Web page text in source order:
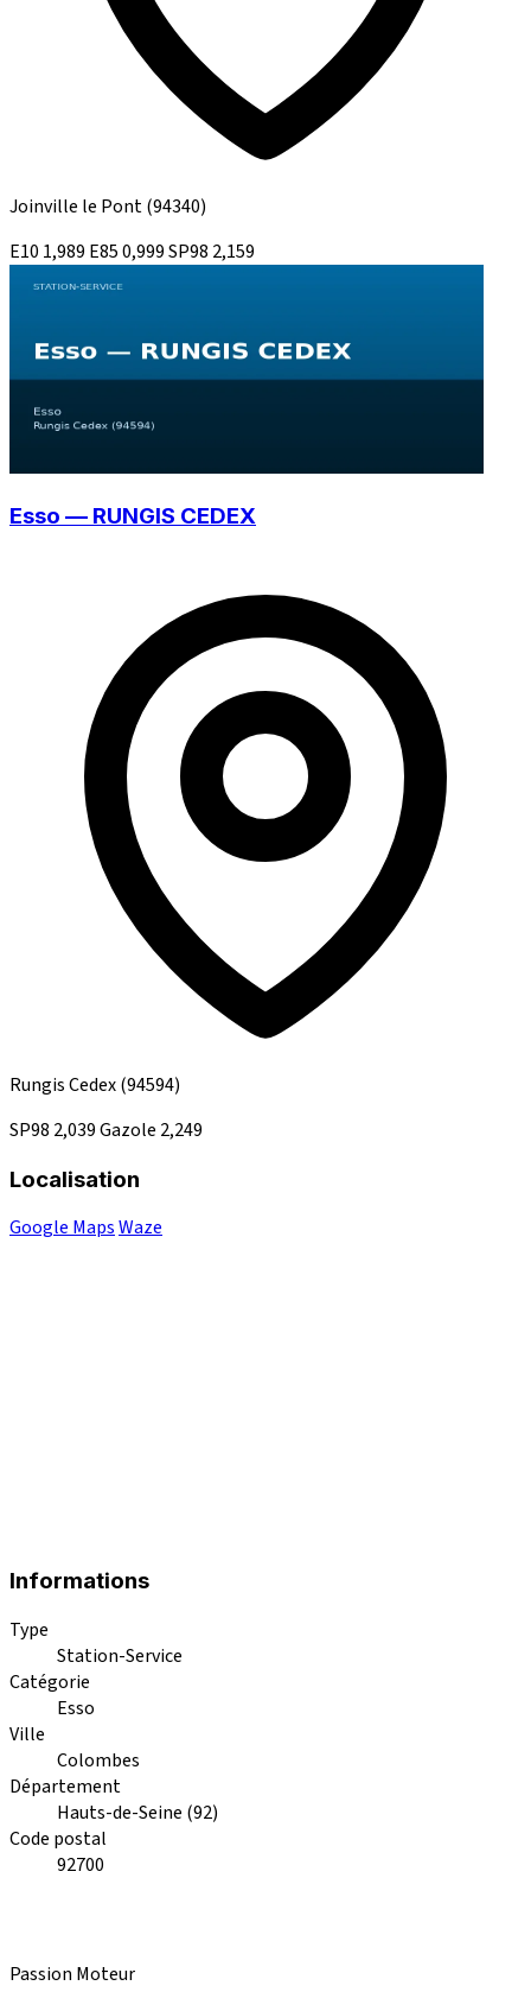
Joinville le Pont(94340)
E10 1,989 E850,999SP98 2,159
Esso — RUNGIS CEDEX
Rungis Cedex(94594)
SP98 2,039Gazole 2,249
Localisation
Google MapsWaze
Informations
Type
Station-Service
Catégorie
Esso
Ville
Colombes
Département
Hauts-de-Seine (92)
Code postal
92700
Passion Moteur